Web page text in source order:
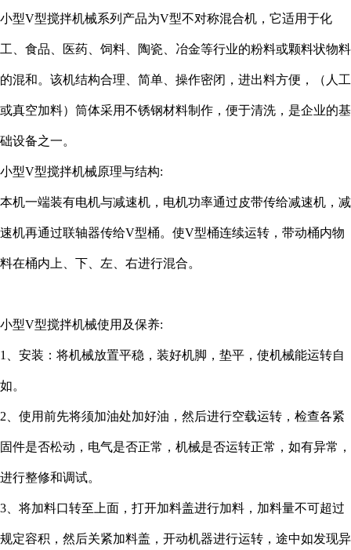
小型V型搅拌机械系列产品为V型不对称混合机，它适用于化
工、食品、医药、饲料、陶瓷、冶金等行业的粉料或颗料状物料
的混和。该机结构合理、简单、操作密闭，进出料方便，（人工
或真空加料）筒体采用不锈钢材料制作，便于清洗，是企业的基
础设备之一。
小型V型搅拌机械原理与结构:
本机一端装有电机与减速机，电机功率通过皮带传给减速机，减
速机再通过联轴器传给V型桶。使V型桶连续运转，带动桶内物
料在桶内上、下、左、右进行混合。
小型V型搅拌机械使用及保养:
1、安装：将机械放置平稳，装好机脚，垫平，使机械能运转自
如。
2、使用前先将须加油处加好油，然后进行空载运转，检查各紧
固件是否松动，电气是否正常，机械是否运转正常，如有异常，
进行整修和调试。
3、将加料口转至上面，打开加料盖进行加料，加料量不可超过
规定容积，然后关紧加料盖，开动机器进行运转，途中如发现异